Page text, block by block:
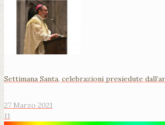
Settimana Santa, celebrazioni presiedute
27 Marzo 2021
11